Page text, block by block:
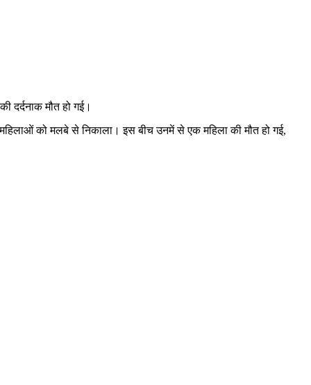
दर्दनाक मौत हो गई।
को मलबे से निकाला। इस बीच उनमें से एक महिला की मौत हो गई,